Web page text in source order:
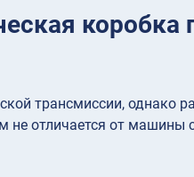
трансмиссии, однако
не отличается от